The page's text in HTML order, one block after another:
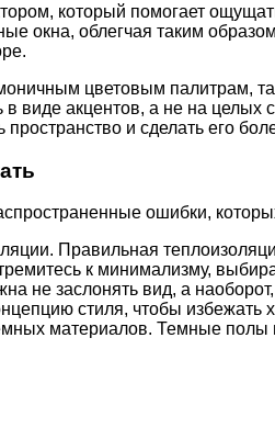
который помогает
окна, облегчая таким
цветовым палитрам,
в виде акцентов, а не на
и сделать его
ошибки,
Правильная
к минимализму,
не заслонять вид, а
стиля, чтобы избежать
материалов. Темные полы